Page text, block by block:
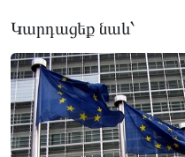
Կարդացեք նաև՝